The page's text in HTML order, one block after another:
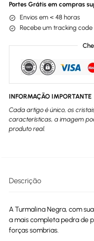
Portes Grátis em compras
Envios em < 48 horas
Recebe um tracking code
INFORMAÇÃO IMPORTANTE
Cada artigo é único, os
características, a imagem
produto real.
Descrição
A Turmalina Negra, com
a mais completa pedra de
forças sombrias.